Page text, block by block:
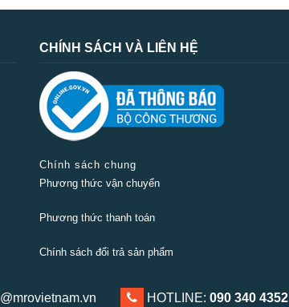
CHÍNH SÁCH VÀ LIÊN HỆ
Chính sách chung
Phương thức vận chuyển
Phương thức thanh toán
Chính sách đổi trả sản phẩm
HOTLINE: 090 340 4352
0903 404 352